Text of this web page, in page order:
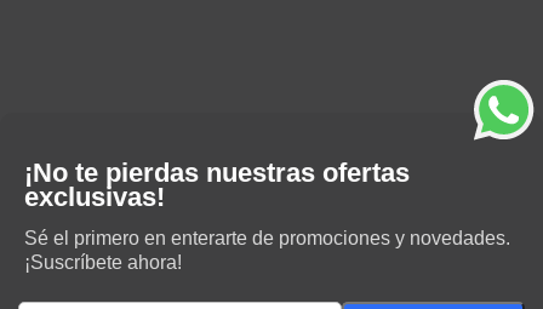
¡No te pierdas nuestras ofertas
exclusivas!
Sé el primero en enterarte de promociones y novedades.
¡Suscríbete ahora!